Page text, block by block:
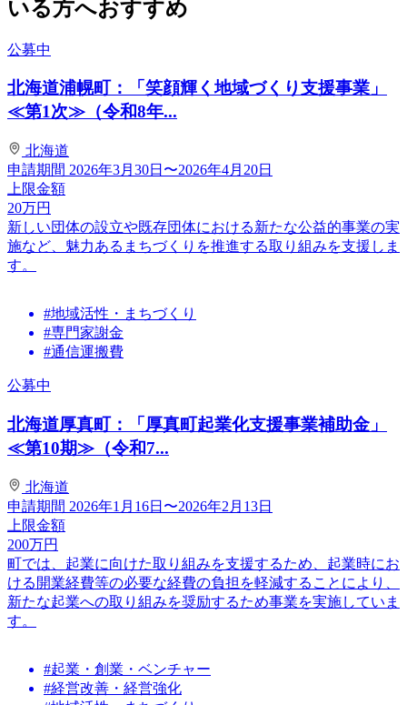
いる方へおすすめ
公募中
北海道浦幌町：「笑顔輝く地域づくり支援事業」
≪第1次≫（令和8年...
北海道
申請期間 2026年3月30日〜2026年4月20日
上限金額
20万円
新しい団体の設立や既存団体における新たな公益的事業の実
施など、魅力あるまちづくりを推進する取り組みを支援しま
す。
#地域活性・まちづくり
#専門家謝金
#通信運搬費
公募中
北海道厚真町：「厚真町起業化支援事業補助金」
≪第10期≫（令和7...
北海道
申請期間 2026年1月16日〜2026年2月13日
上限金額
200万円
町では、起業に向けた取り組みを支援するため、起業時にお
ける開業経費等の必要な経費の負担を軽減することにより、
新たな起業への取り組みを奨励するため事業を実施していま
す。
#起業・創業・ベンチャー
#経営改善・経営強化